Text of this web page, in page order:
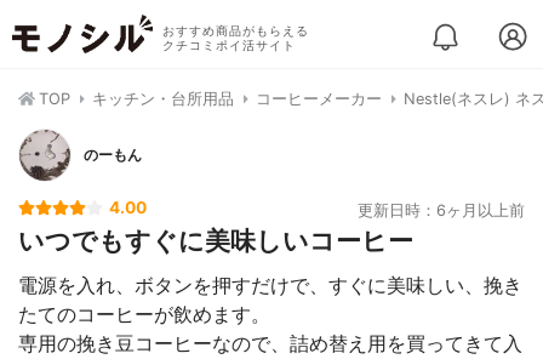
おすすめ商品がもらえる
クチコミポイ活サイト
TOP キッチン・台所用品 コーヒーメーカー Nestle(ネスレ) ネ
のーもん
4.00 更新日時：6ヶ月以上前
いつでもすぐに美味しいコーヒー
電源を入れ、ボタンを押すだけで、すぐに美味しい、挽き
たてのコーヒーが飲めます。
専用の挽き豆コーヒーなので、詰め替え用を買ってきて入